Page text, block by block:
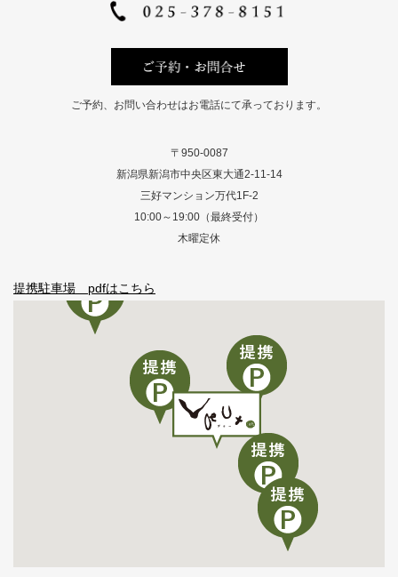
ご予約、お問い合わせはお電話にて承っております。
〒950-0087
新潟県新潟市中央区東大通2-11-14
三好マンション万代1F-2
10:00～19:00（最終受付）
木曜定休
提携駐車場 pdfはこちら